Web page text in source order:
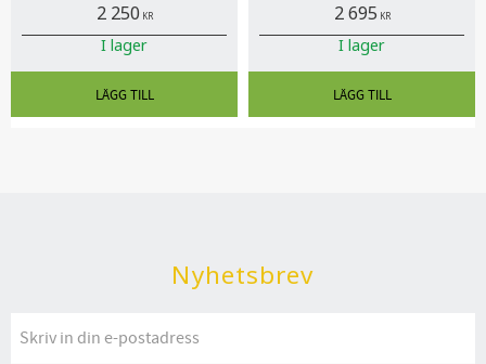
2 250 KR
I lager
180 liter/ dygn
2 695 KR
I lager
Nyhetsbrev